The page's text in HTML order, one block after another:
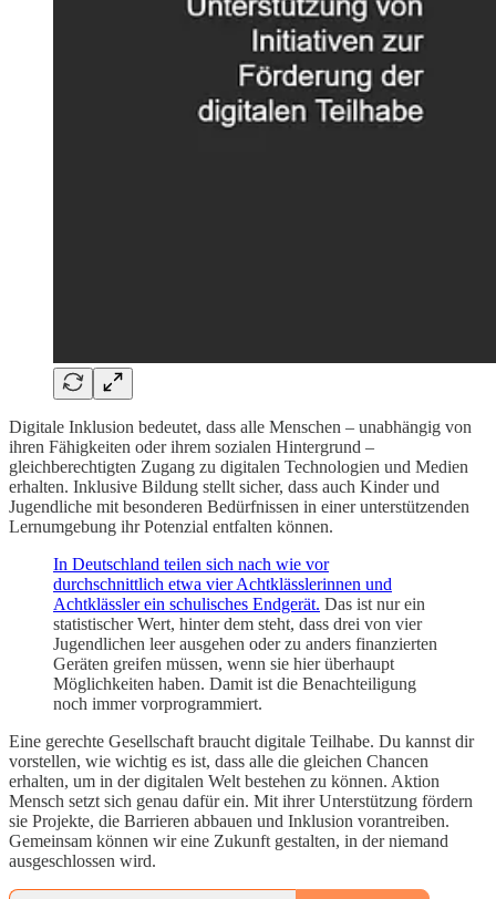
Digitale Inklusion bedeutet, dass alle Menschen – unabhängig von
ihren Fähigkeiten oder ihrem sozialen Hintergrund –
gleichberechtigten Zugang zu digitalen Technologien und Medien
erhalten. Inklusive Bildung stellt sicher, dass auch Kinder und
Jugendliche mit besonderen Bedürfnissen in einer unterstützenden
Lernumgebung ihr Potenzial entfalten können.
In Deutschland teilen sich nach wie vor
durchschnittlich etwa vier Achtklässlerinnen und
Achtklässler ein schulisches Endgerät. Das ist nur ein
statistischer Wert, hinter dem steht, dass drei von vier
Jugendlichen leer ausgehen oder zu anders finanzierten
Geräten greifen müssen, wenn sie hier überhaupt
Möglichkeiten haben. Damit ist die Benachteiligung
noch immer vorprogrammiert.
Eine gerechte Gesellschaft braucht digitale Teilhabe. Du kannst dir
vorstellen, wie wichtig es ist, dass alle die gleichen Chancen
erhalten, um in der digitalen Welt bestehen zu können. Aktion
Mensch setzt sich genau dafür ein. Mit ihrer Unterstützung fördern
sie Projekte, die Barrieren abbauen und Inklusion vorantreiben.
Gemeinsam können wir eine Zukunft gestalten, in der niemand
ausgeschlossen wird.